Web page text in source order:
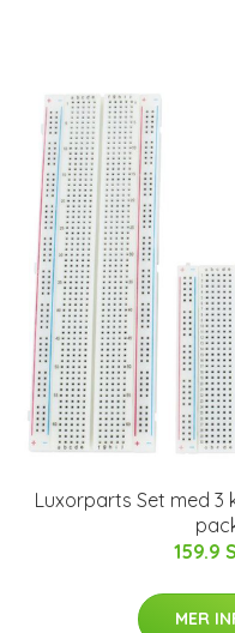
Luxorparts Set med 3
159.9
MER